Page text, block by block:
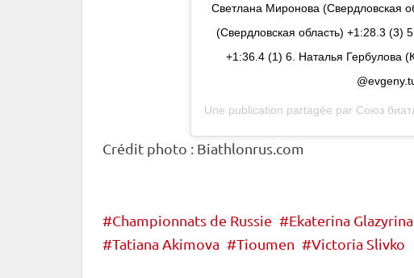
Светлана Миронова (Свердловская
(Свердловская область) +1:28.3
+1:36.4 (1) 6. Наталья Гербулова
Une publication partagée par Союз
Crédit photo : Biathlonrus.com
Championnats de Russie Ekaterina Glazyrina
Tatiana Akimova
Tioumen Victoria Slivko